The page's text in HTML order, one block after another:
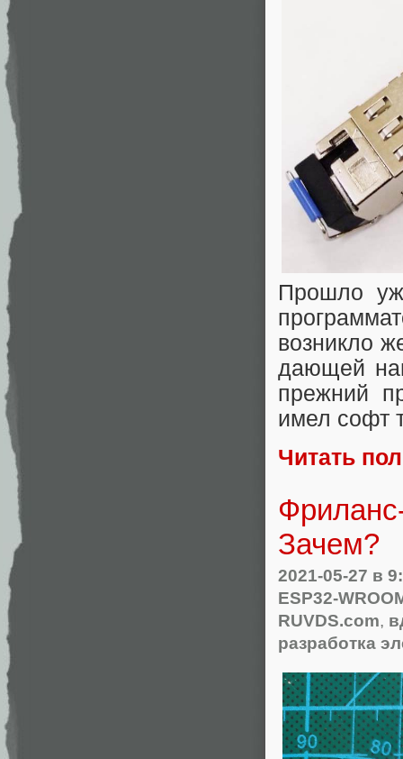
Прошло
возникло
дающей
прежний
имел софт
Читать
Зачем?
2021-05-27 в
ESP32-
RUVDS.com,
разработка